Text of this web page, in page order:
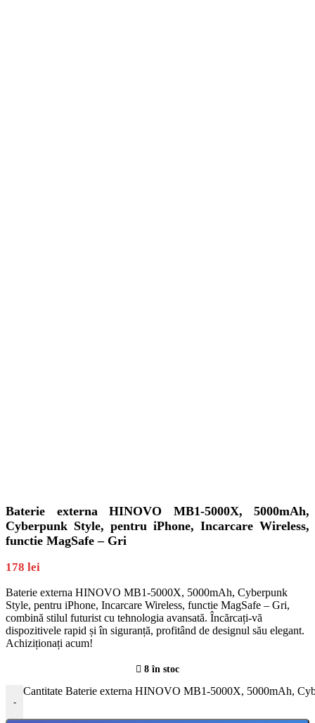
Baterie externa HINOVO MB1-5000X, 5000mAh,
Cyberpunk Style, pentru iPhone, Incarcare Wireless,
functie MagSafe – Gri
178 lei
Baterie externa HINOVO MB1-5000X, 5000mAh, Cyberpunk
Style, pentru iPhone, Incarcare Wireless, functie MagSafe – Gri,
combină stilul futurist cu tehnologia avansată. Încărcați-vă
dispozitivele rapid și în siguranță, profitând de designul său elegant.
Achiziționați acum!
8 în stoc
-
Cantitate Baterie externa HINOVO MB1-5000X, 5000mAh,